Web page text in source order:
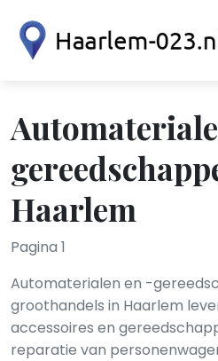
Haarlem
Pagina 1
Automaterialen en -
groothandels in Haarlem
accessoires en
reparatie van